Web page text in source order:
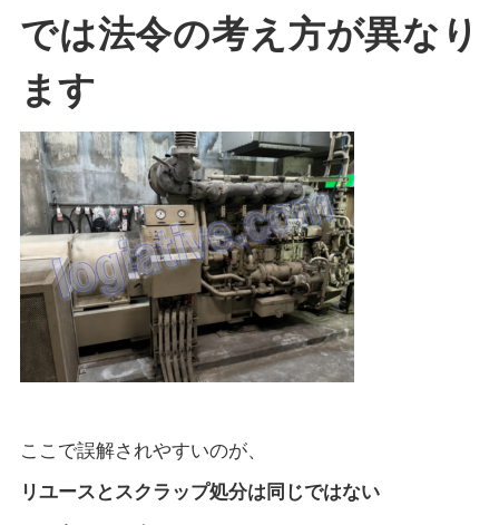
では法令の考え方が異なり
ます
ここで誤解されやすいのが、
リユースとスクラップ処分は同じではない